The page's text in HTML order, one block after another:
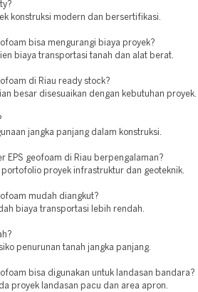
konstruksi modern dan bersertifikasi.
bisa mengurangi biaya proyek?
biaya transportasi tanah dan alat berat.
di Riau ready stock?
besar disesuaikan dengan kebutuhan proyek.
jangka panjang dalam konstruksi.
EPS geofoam di Riau berpengalaman?
portofolio proyek infrastruktur dan geoteknik.
mudah diangkut?
biaya transportasi lebih rendah.
penurunan tanah jangka panjang.
bisa digunakan untuk landasan bandara?
proyek landasan pacu dan area apron.